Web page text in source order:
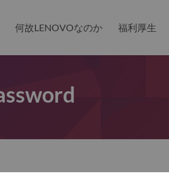
何故LENOVOなのか 福利厚生